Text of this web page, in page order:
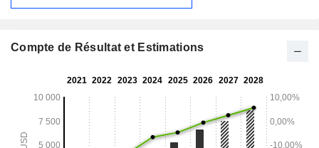
Ses applications, agents et Collections s’appuient tous sur
informations et les flux de travail à l’échelle de
Jira, Confluence, Loom, Jira Service Management, Rovo,
Focus et Talent. Elle exploite les navigateurs Dia et Arc.
Compte de Résultat et Estimations